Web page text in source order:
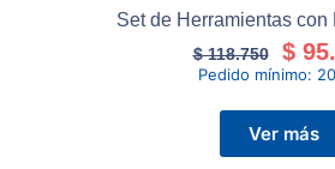
Set de Herramientas con
$118.750 $
Pedido mínimo:
Ver más